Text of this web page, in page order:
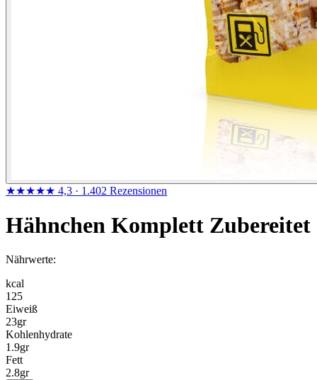
★★★★★ 4,3 · 1.402 Rezensionen
Hähnchen Komplett Zubereitet
Nährwerte:
kcal
125
Eiweiß
23gr
Kohlenhydrate
1.9gr
Fett
2.8gr